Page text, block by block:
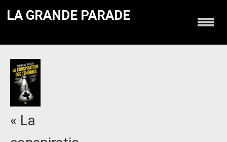
LA GRANDE PARADE
« La